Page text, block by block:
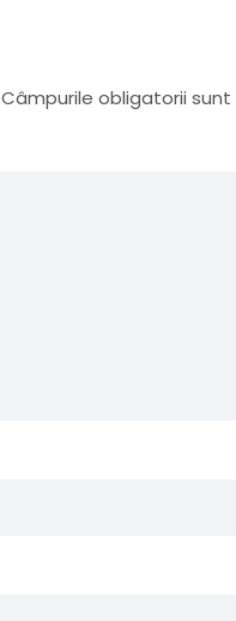
Câmpurile obligatorii